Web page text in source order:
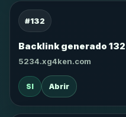
#132
Backlink generado 132
5234.xg4ken.com
SI Abrir